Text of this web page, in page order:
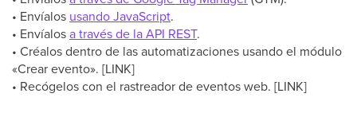
• Envíalos usando JavaScript.
• Envíalosa través de la API REST.
• Créalos dentro de las automatizaciones usando el módulo
«Crear evento». [LINK]
• Recógelos con el rastreador de eventos web. [LINK]